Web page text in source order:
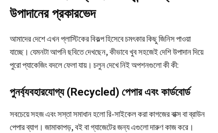
উপাদানের প্রকারভেদ
আমাদের দেশে এখন প্লাস্টিকের বিকল্প হিসেবে চমৎকার কিছু জিনিস পাওয়া
যাচ্ছে। যেমনটা আপনি ছবিতে দেখছেন, কীভাবে খুব সহজেই দেশি উপাদান দিয়ে
পুরো প্যাকেজিং বদলে ফেলা যায়। চলুন দেখে নিই অপশনগুলো কী কী:
পুনর্ব্যবহারযোগ্য (Recycled) পেপার এবং কার্ডবোর্ড
সবচেয়ে সহজ এবং সস্তা সমাধান হলো রি-সাইকেল করা কাগজের বাক্স বা ব্রাউন
পেপার ব্যাগ। জামাকাপড়, বই বা গ্যাজেটের জন্য এগুলো দারুণ কাজ করে।